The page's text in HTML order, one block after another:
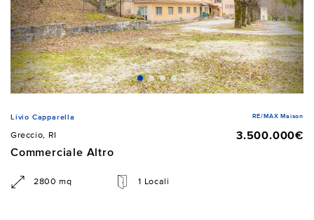
Livio Capparella RE/MAX Maison
Greccio, RI
3.500.000€
Commerciale Altro
2800 mq 1 Locali